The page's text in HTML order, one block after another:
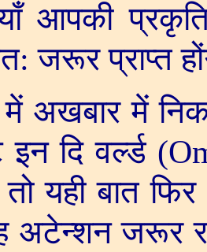
आपकी
जरूर प्राप्त
अखबार में
इन दि वर्ल्ड (
तो यही बात
अटेन्शन जरूर